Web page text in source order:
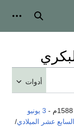
بحث
أدوات
3 يونيو
عشر الميلادي/